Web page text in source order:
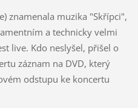
znamenala muzika "Skřípci",
a technicky velmi
live. Kdo neslyšel, přišel o
záznam na DVD, který
odstupu ke koncertu